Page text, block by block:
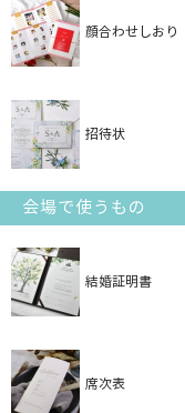
顔合わせしおり
招待状
会場で使うもの
結婚証明書
席次表